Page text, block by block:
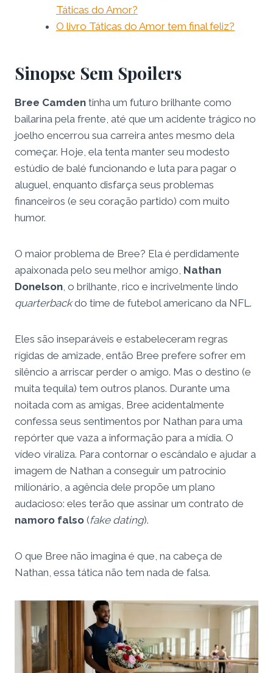
Táticas do Amor?
O livro Táticas do Amor tem final feliz?
Sinopse Sem Spoilers
Bree Camden tinha um futuro brilhante como
bailarina pela frente, até que um acidente trágico no
joelho encerrou sua carreira antes mesmo dela
começar. Hoje, ela tenta manter seu modesto
estúdio de balé funcionando e luta para pagar o
aluguel, enquanto disfarça seus problemas
financeiros (e seu coração partido) com muito
humor.
O maior problema de Bree? Ela é perdidamente
apaixonada pelo seu melhor amigo, Nathan
Donelson , o brilhante, rico e incrivelmente lindo
quarterbackdo time de futebol americano da NFL.
Eles são inseparáveis e estabeleceram regras
rígidas de amizade, então Bree prefere sofrer em
silêncio a arriscar perder o amigo. Mas o destino (e
muita tequila) tem outros planos. Durante uma
noitada com as amigas, Bree acidentalmente
confessa seus sentimentos por Nathan para uma
repórter que vaza a informação para a mídia. O
vídeo viraliza. Para contornar o escândalo e ajudar a
imagem de Nathan a conseguir um patrocínio
milionário, a agência dele propõe um plano
audacioso: eles terão que assinar um contrato de
namoro falso (fake dating).
O que Bree não imagina é que, na cabeça de
Nathan, essa tática não tem nada de falsa.